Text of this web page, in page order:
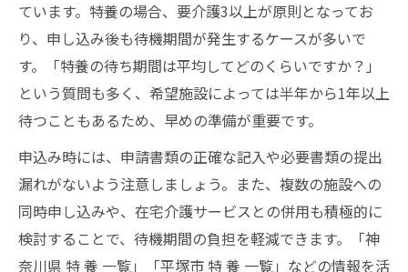
ています。特養の場合、要介護3以上が原則となってお
り、申し込み後も待機期間が発生するケースが多いで
す。「特養の待ち期間は平均してどのくらいですか？」
という質問も多く、希望施設によっては半年から1年以上
待つこともあるため、早めの準備が重要です。
申込み時には、申請書類の正確な記入や必要書類の提出
漏れがないよう注意しましょう。また、複数の施設への
同時申し込みや、在宅介護サービスとの併用も積極的に
検討することで、待機期間の負担を軽減できます。「神
奈川県 特 養 一覧」「平塚市 特 養 一覧」などの情報を活